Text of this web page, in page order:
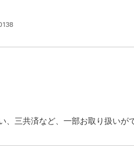
、三共済など、一部お取り扱いが